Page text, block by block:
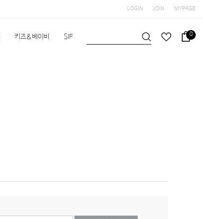
LOGIN JOIN MYPAGE
키즈&베이비 SIF HEIMa 한실 한
0